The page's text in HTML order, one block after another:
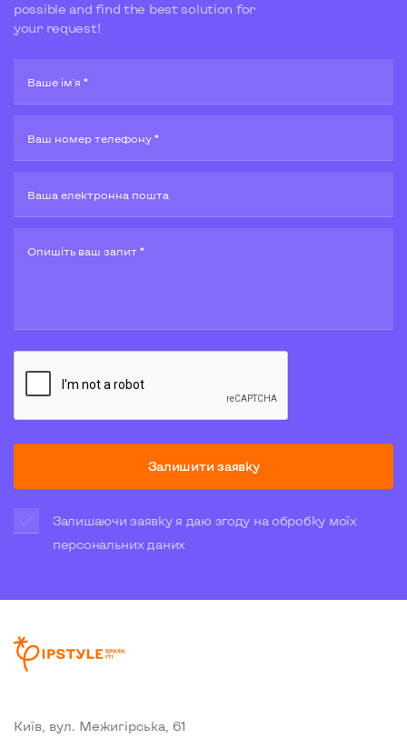
possible and find the best solution for
your request!
Ваше ім'я *
Ваш номер телефону *
Ваша електронна пошта
Опишiть ваш запит *
Залишити заявку
Залишаючи заявку я даю згоду на обробку моїх
персональних даних
Київ, вул. Межигiрська, 61